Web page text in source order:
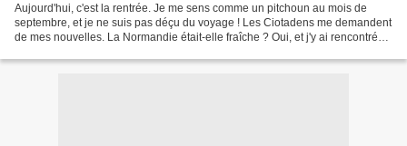
Aujourd'hui, c'est la rentrée. Je me sens comme un pitchoun au mois de
septembre, et je ne suis pas déçu du voyage ! Les Ciotadens me demandent
de mes nouvelles. La Normandie était-elle fraîche ? Oui, et j'y ai rencontré